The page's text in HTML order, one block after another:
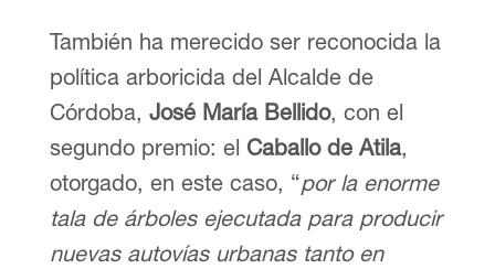
También ha merecido ser reconocida la
política arboricida del Alcalde de
Córdoba, José María Bellido, con el
segundo premio: el Caballo de Atila,
otorgado, en este caso, “por la enorme
tala de árboles ejecutada para producir
nuevas autovías urbanas tanto en